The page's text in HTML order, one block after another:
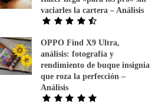
vaciarles la cartera – Análisis
OPPO Find X9 Ultra,
análisis: fotografía y
rendimiento de buque insignia
que roza la perfección –
Análisis